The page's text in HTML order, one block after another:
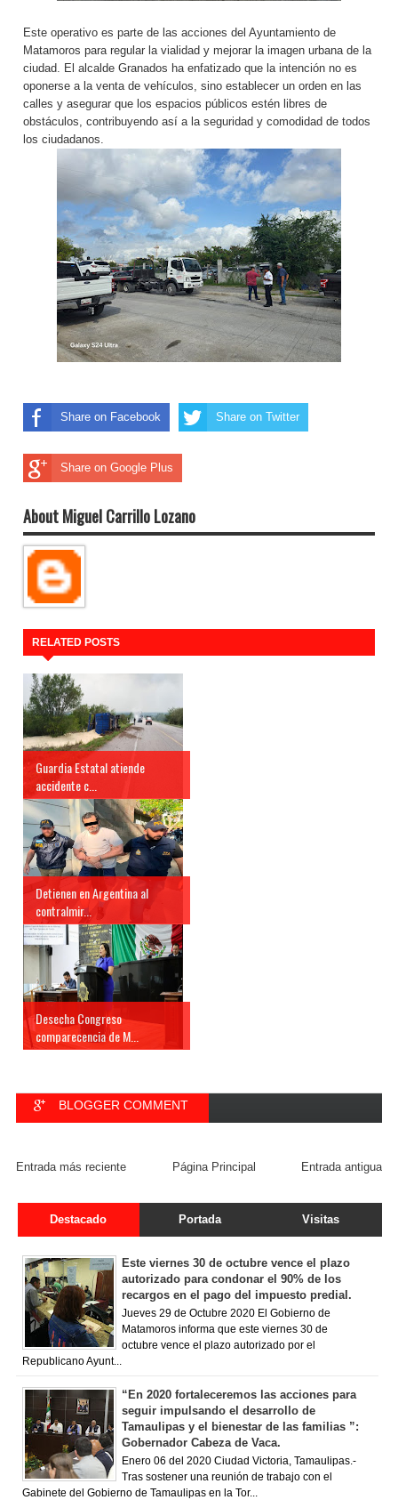
Este operativo es parte de las acciones del Ayuntamiento de
Matamoros para regular la vialidad y mejorar la imagen urbana de la
ciudad. El alcalde Granados ha enfatizado que la intención no es
oponerse a la venta de vehículos, sino establecer un orden en las
calles y asegurar que los espacios públicos estén libres de
obstáculos, contribuyendo así a la seguridad y comodidad de todos
los ciudadanos.
Share on Facebook Share on Twitter
Share on Google Plus
About Miguel Carrillo Lozano
RELATED POSTS
Guardia Estatal atiende
accidente c...
Detienen en Argentina al
contralmir...
Desecha Congreso
comparecencia de M...
BLOGGER COMMENT
Entrada más reciente Entrada antigua
Página Principal
Destacado Portada Visitas
Este viernes 30 de octubre vence el plazo
autorizado para condonar el 90% de los
recargos en el pago del impuesto predial.
Jueves 29 de Octubre 2020 El Gobierno de
Matamoros informa que este viernes 30 de
octubre vence el plazo autorizado por el
Republicano Ayunt...
“En 2020 fortaleceremos las acciones para
seguir impulsando el desarrollo de
Tamaulipas y el bienestar de las familias ”:
Gobernador Cabeza de Vaca.
Enero 06 del 2020 Ciudad Victoria, Tamaulipas.-
Tras sostener una reunión de trabajo con el
Gabinete del Gobierno de Tamaulipas en la Tor...